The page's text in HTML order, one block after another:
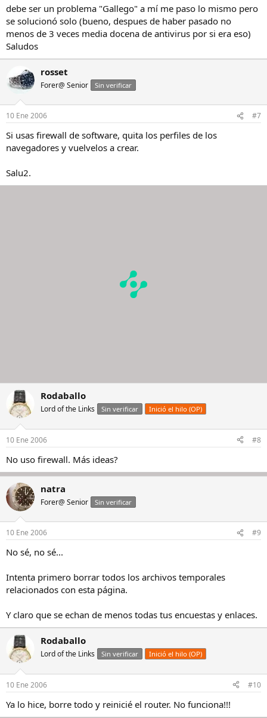
debe ser un problema "Gallego" a mí me paso lo mismo pero
se solucionó solo (bueno, despues de haber pasado no
menos de 3 veces media docena de antivirus por si era eso)
Saludos
rosset
Forer@ Senior Sin verificar
10 Ene 2006 #7
Si usas firewall de software, quita los perfiles de los
navegadores y vuelvelos a crear.
Salu2.
Rodaballo
Lord of the Links Sin verificar Inició el hilo (OP)
10 Ene 2006 #8
No uso firewall. Más ideas?
natra
Forer@ Senior Sin verificar
10 Ene 2006 #9
No sé, no sé...
Intenta primero borrar todos los archivos temporales
relacionados con esta página.
Y claro que se echan de menos todas tus encuestas y enlaces.
Rodaballo
Lord of the Links Sin verificar Inició el hilo (OP)
10 Ene 2006 #10
Ya lo hice, borre todo y reinicié el router. No funciona!!!